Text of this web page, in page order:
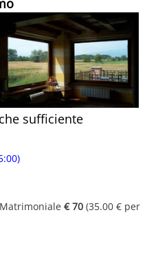
sufficiente
€ 70 (35.00 € per